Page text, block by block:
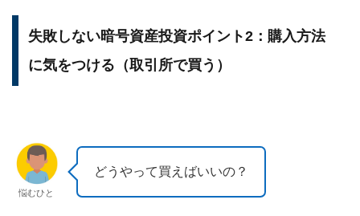
失敗しない暗号資産投資ポイント2：購入方法
に気をつける（取引所で買う）
悩むひと
どうやって買えばいいの？